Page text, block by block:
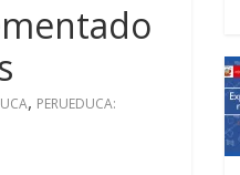
, PERUEDUCA: